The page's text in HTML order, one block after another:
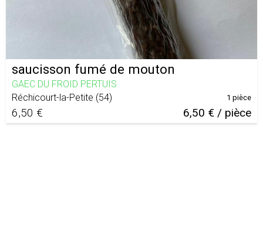
saucisson fumé de mouton
GAEC DU FROID PERTUIS
Réchicourt-la-Petite (54)
6,50 € 6,50 € / pièce
1 pièce